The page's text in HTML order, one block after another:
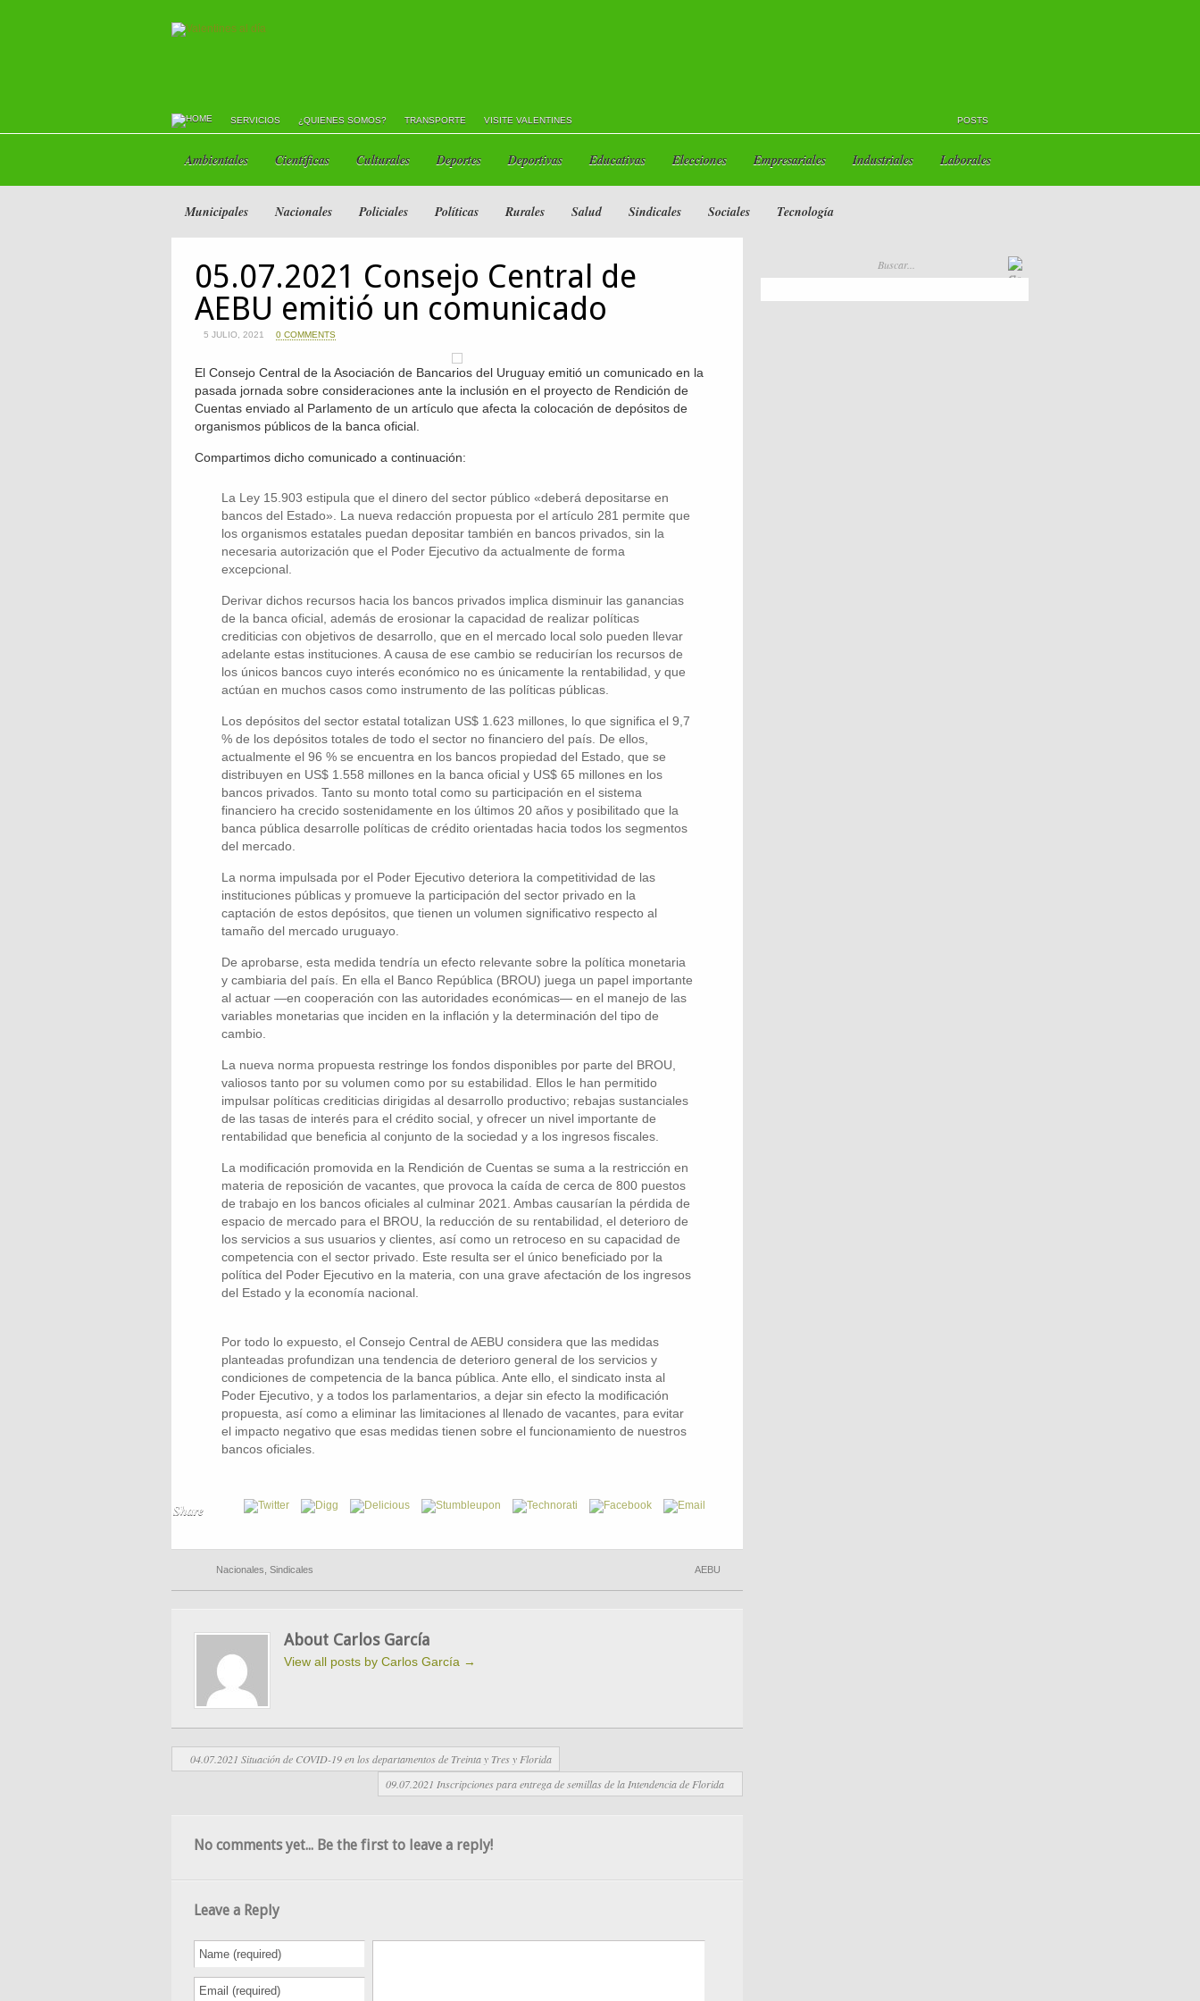
SERVICIOS ¿QUIENES SOMOS? TRANSPORTE VISITE VALENTINES POSTS
Ambientales Científicas Culturales Deportes Deportivas Educativas Elecciones Empresariales Industriales Laborales
Municipales Nacionales Policiales Políticas Rurales Salud Sindicales Sociales Tecnología
05.07.2021 Consejo Central de
AEBU emitió un comunicado
5 JULIO, 2021 0 COMMENTS
El Consejo Central de la Asociación de Bancarios del Uruguay emitió un comunicado en la
pasada jornada sobre consideraciones ante la inclusión en el proyecto de Rendición de
Cuentas enviado al Parlamento de un artículo que afecta la colocación de depósitos de
organismos públicos de la banca oficial.
Compartimos dicho comunicado a continuación:
La Ley 15.903 estipula que el dinero del sector público «deberá depositarse en
bancos del Estado». La nueva redacción propuesta por el artículo 281 permite que
los organismos estatales puedan depositar también en bancos privados, sin la
necesaria autorización que el Poder Ejecutivo da actualmente de forma
excepcional.
Derivar dichos recursos hacia los bancos privados implica disminuir las ganancias
de la banca oficial, además de erosionar la capacidad de realizar políticas
crediticias con objetivos de desarrollo, que en el mercado local solo pueden llevar
adelante estas instituciones. A causa de ese cambio se reducirían los recursos de
los únicos bancos cuyo interés económico no es únicamente la rentabilidad, y que
actúan en muchos casos como instrumento de las políticas públicas.
Los depósitos del sector estatal totalizan US$ 1.623 millones, lo que significa el 9,7
% de los depósitos totales de todo el sector no financiero del país. De ellos,
actualmente el 96 % se encuentra en los bancos propiedad del Estado, que se
distribuyen en US$ 1.558 millones en la banca oficial y US$ 65 millones en los
bancos privados. Tanto su monto total como su participación en el sistema
financiero ha crecido sostenidamente en los últimos 20 años y posibilitado que la
banca pública desarrolle políticas de crédito orientadas hacia todos los segmentos
del mercado.
La norma impulsada por el Poder Ejecutivo deteriora la competitividad de las
instituciones públicas y promueve la participación del sector privado en la
captación de estos depósitos, que tienen un volumen significativo respecto al
tamaño del mercado uruguayo.
De aprobarse, esta medida tendría un efecto relevante sobre la política monetaria
y cambiaria del país. En ella el Banco República (BROU) juega un papel importante
al actuar —en cooperación con las autoridades económicas— en el manejo de las
variables monetarias que inciden en la inflación y la determinación del tipo de
cambio.
La nueva norma propuesta restringe los fondos disponibles por parte del BROU,
valiosos tanto por su volumen como por su estabilidad. Ellos le han permitido
impulsar políticas crediticias dirigidas al desarrollo productivo; rebajas sustanciales
de las tasas de interés para el crédito social, y ofrecer un nivel importante de
rentabilidad que beneficia al conjunto de la sociedad y a los ingresos fiscales.
La modificación promovida en la Rendición de Cuentas se suma a la restricción en
materia de reposición de vacantes, que provoca la caída de cerca de 800 puestos
de trabajo en los bancos oficiales al culminar 2021. Ambas causarían la pérdida de
espacio de mercado para el BROU, la reducción de su rentabilidad, el deterioro de
los servicios a sus usuarios y clientes, así como un retroceso en su capacidad de
competencia con el sector privado. Este resulta ser el único beneficiado por la
política del Poder Ejecutivo en la materia, con una grave afectación de los ingresos
del Estado y la economía nacional.
Por todo lo expuesto, el Consejo Central de AEBU considera que las medidas
planteadas profundizan una tendencia de deterioro general de los servicios y
condiciones de competencia de la banca pública. Ante ello, el sindicato insta al
Poder Ejecutivo, y a todos los parlamentarios, a dejar sin efecto la modificación
propuesta, así como a eliminar las limitaciones al llenado de vacantes, para evitar
el impacto negativo que esas medidas tienen sobre el funcionamiento de nuestros
bancos oficiales.
Share
Nacionales Sindicales AEBU
About Carlos García
View all posts by Carlos García →
04.07.2021 Situación de COVID-19 en los departamentos de Treinta y Tres y Florida
09.07.2021 Inscripciones para entrega de semillas de la Intendencia de Florida
No comments yet... Be the first to leave a reply!
Leave a Reply